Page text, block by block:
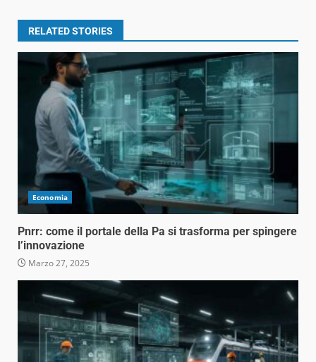
RELATED STORIES
Economia
Pnrr: come il portale della Pa si trasforma per spingere
l’innovazione
Marzo 27, 2025